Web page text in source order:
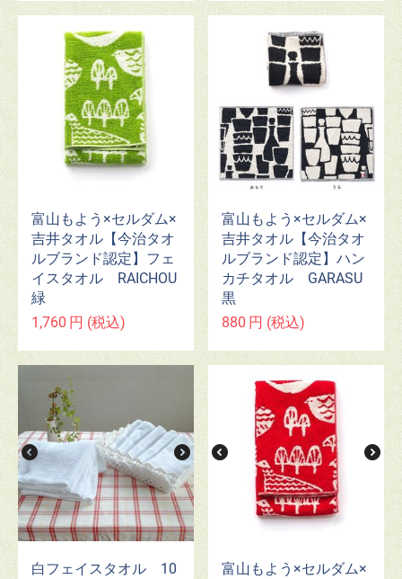
富山もよう×セルダム×
吉井タオル【今治タオ
ルブランド認定】フェ
イスタオル RAICHOU
緑
1,760 円 (税込)
富山もよう×セルダム×
吉井タオル【今治タオ
ルブランド認定】ハン
カチタオル GARASU
黒
880 円 (税込)
白フェイスタオル 10
富山もよう×セルダム×